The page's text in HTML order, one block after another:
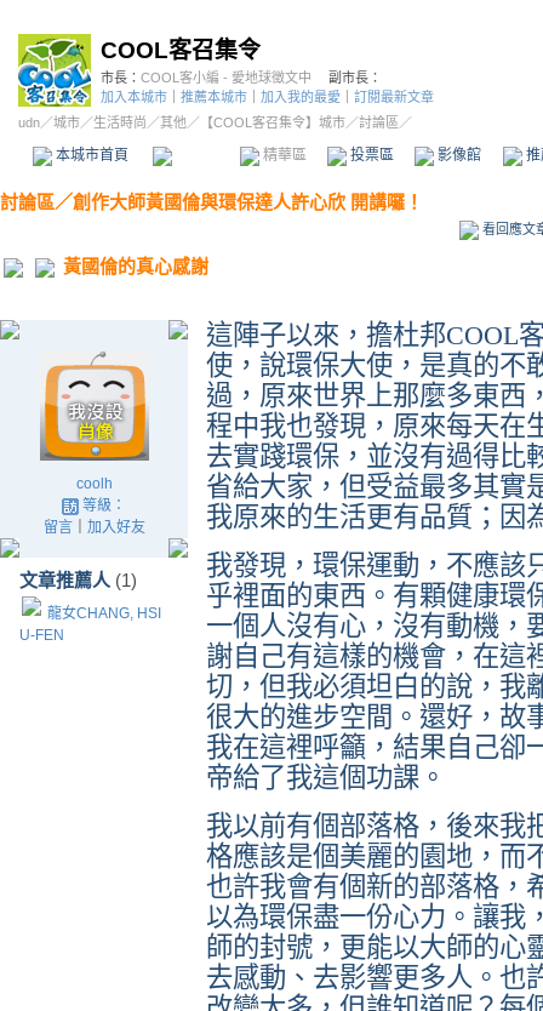
COOL客召集令
市長： COOL客小編 - 愛地球徵文中
副市長：
加入本城市
推薦本城市 加入我的最愛
訂閱最新文章
udn／城市／生活時尚 ／其他 ／ 【COOL客召集令】城市／討論區／
本城市首頁 精華區 投票區 影像館
討論區／創作大師黃國倫與環保達人許心欣 開講囉！
看回應文
黃國倫的真心感謝
coolh
等級：
留言｜ 加入好友
文章推薦人 (1)
龍女CHANG, HSI
U-FEN
這陣子以來，擔杜邦COOL
使，說環保大使，是真的不
過，原來世界上那麼多東西
程中我也發現，原來每天在
去實踐環保，並沒有過得比
省給大家，但受益最多其實
我原來的生活更有品質；因
我發現，環保運動，不應該
乎裡面的東西。有顆健康環
一個人沒有心，沒有動機，
謝自己有這樣的機會，在這
切，但我必須坦白的說，我
很大的進步空間。還好，故
我在這裡呼籲，結果自己卻
帝給了我這個功課。
我以前有個部落格，後來我
格應該是個美麗的園地，而
也許我會有個新的部落格，
以為環保盡一份心力。讓我
師的封號，更能以大師的心
去感動、去影響更多人。也